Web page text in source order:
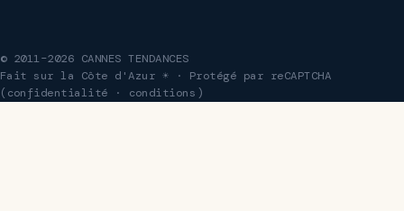
© 2011–2026 CANNES TENDANCES
Fait sur la Côte d'Azur ☀ · Protégé par reCAPTCHA
( confidentialité · conditions )